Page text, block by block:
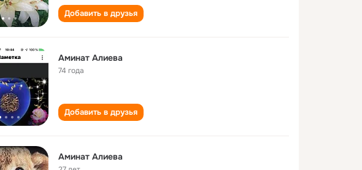
Добавить в друзья
Аминат Алиева
74 года
Добавить в друзья
Аминат Алиева